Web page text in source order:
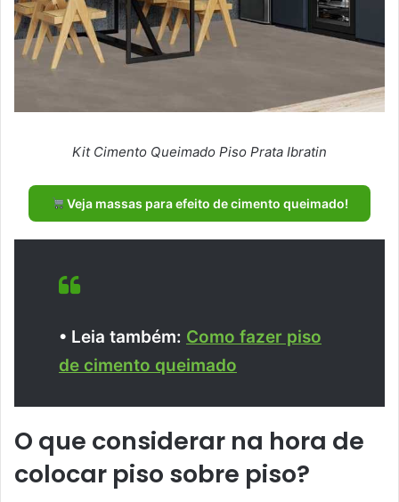
Kit Cimento Queimado Piso Prata Ibratin
Veja massas para efeito de cimento queimado!
• Leia também: Como fazer piso
de cimento queimado
O que considerar na hora de
colocar piso sobre piso?